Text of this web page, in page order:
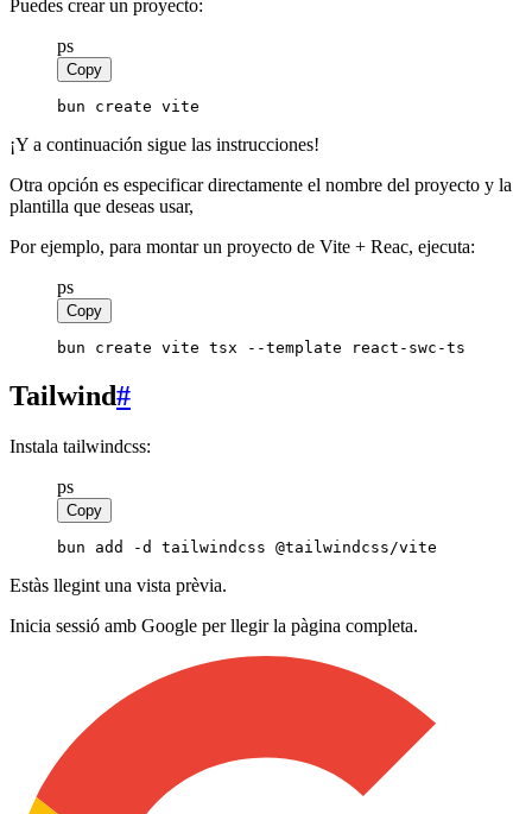
Puedes crear un proyecto:
ps
Copy
bun create vite
¡Y a continuación sigue las instrucciones!
Otra opción es especificar directamente el nombre del proyecto y la
plantilla que deseas usar,
Por ejemplo, para montar un proyecto de Vite + Reac, ejecuta:
ps
Copy
bun create vite tsx --template react-swc-ts
Tailwind#
Instala tailwindcss:
ps
Copy
bun add -d tailwindcss @tailwindcss/vite
Estàs llegint una vista prèvia.
Inicia sessió amb Google per llegir la pàgina completa.